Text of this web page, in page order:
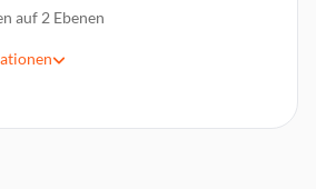
auf 2 Ebenen
NA120, NA210, NA211, NA210,